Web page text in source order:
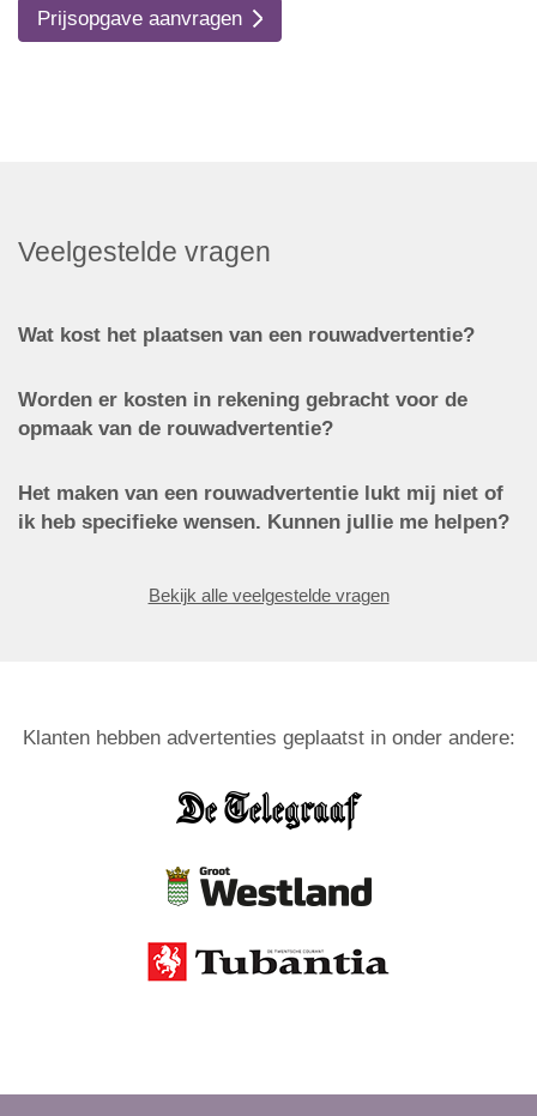
Prijsopgave aanvragen
Veelgestelde vragen
Wat kost het plaatsen van een rouwadvertentie?
Worden er kosten in rekening gebracht voor de
opmaak van de rouwadvertentie?
Het maken van een rouwadvertentie lukt mij niet of
ik heb specifieke wensen. Kunnen jullie me helpen?
Bekijk alle veelgestelde vragen
Klanten hebben advertenties geplaatst in onder andere: